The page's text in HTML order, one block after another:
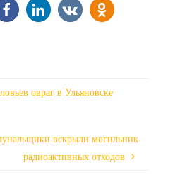
овраг в Ульяновске
вскрыли могильник
радиоактивных отходов